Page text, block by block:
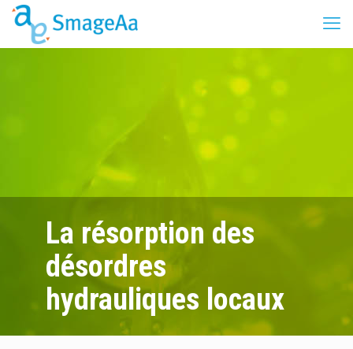
La résorption des
désordres
hydrauliques locaux